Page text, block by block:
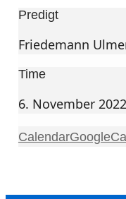
Predigt
Friedemann
Time
6. November
CalendarGoogleCal